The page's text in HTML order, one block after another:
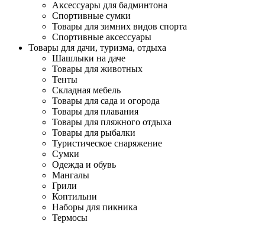
Аксессуары для бадминтона
Спортивные сумки
Товары для зимних видов спорта
Спортивные аксессуары
Товары для дачи, туризма, отдыха
Шашлыки на даче
Товары для животных
Тенты
Складная мебель
Товары для сада и огорода
Товары для плавания
Товары для пляжного отдыха
Товары для рыбалки
Туристическое снаряжение
Сумки
Одежда и обувь
Мангалы
Грили
Коптильни
Наборы для пикника
Термосы